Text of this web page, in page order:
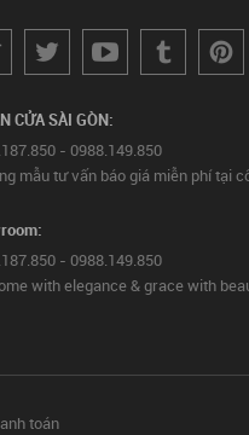
CỬA SÀI GÒN:
- 0988.149.850
mẫu tư vấn báo giá miễn phí tại
- 0988.149.850
with elegance & grace with
toán